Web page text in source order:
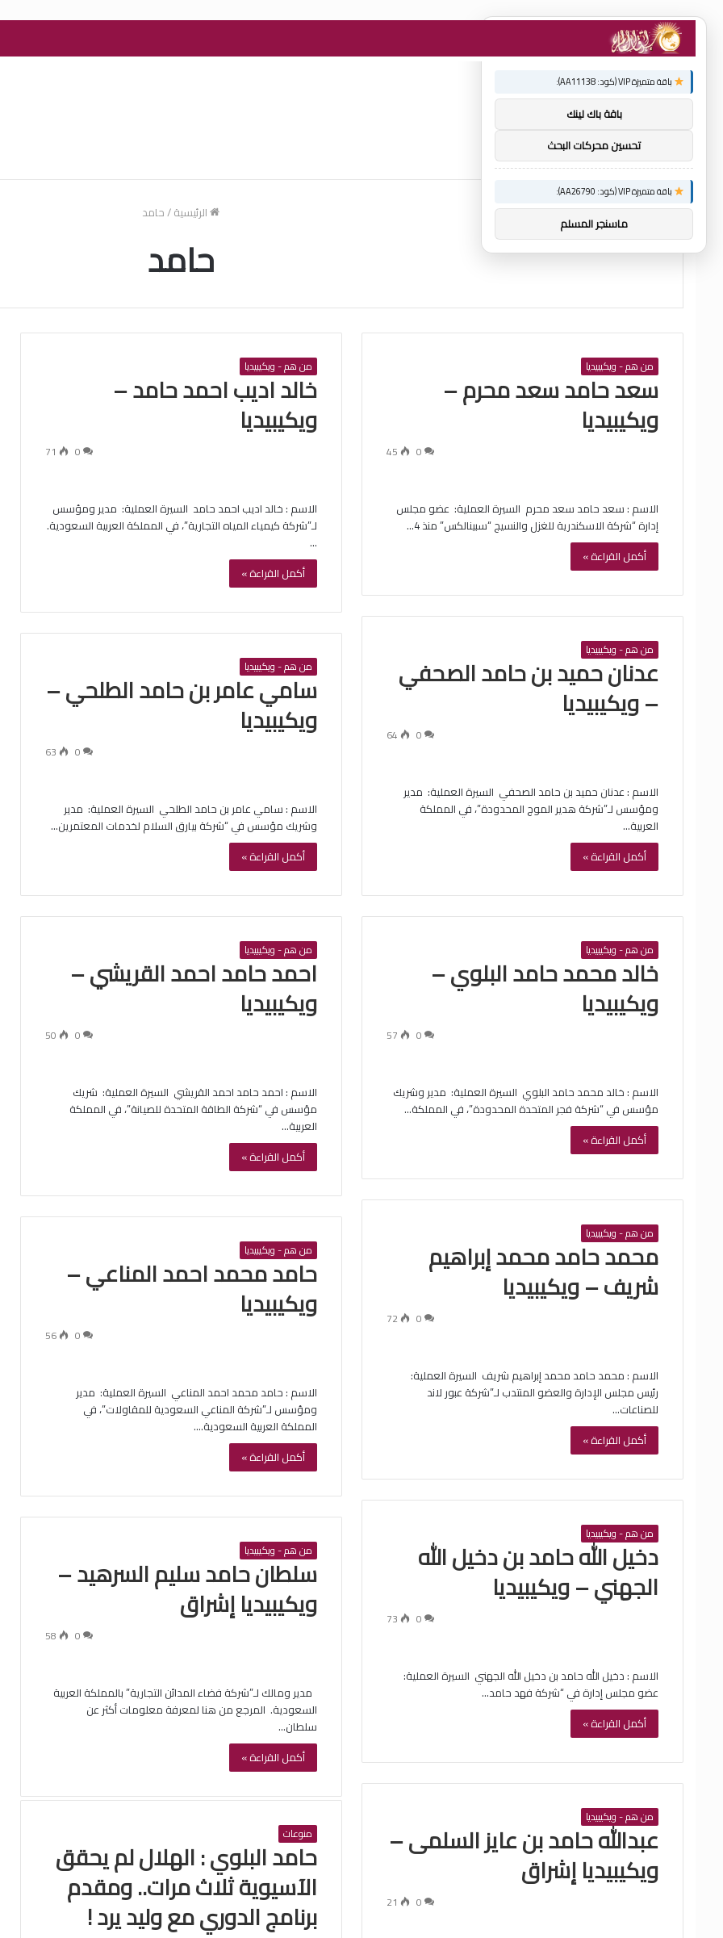
الرئيسية/حامد
حامد
من هم - ويكيبيديا
‏سعد حامد سعد محرم –
ويكيبيديا
0
45
الاسم : ‏سعد حامد سعد محرم ‏ السيرة العملية: ‏ عضو مجلس
إدارة “شركة الاسكندرية للغزل والنسيج “سبينالكس” منذ 4…
أكمل القراءة »
من هم - ويكيبيديا
‏خالد اديب احمد حامد –
ويكيبيديا
0
71
الاسم : ‏خالد اديب احمد حامد ‏ السيرة العملية: ‏ مدير ومؤسس
لـ”شركة كيمياء المياه التجارية”، في المملكة العربية السعودية.
…
أكمل القراءة »
من هم - ويكيبيديا
‏عدنان حميد بن حامد الصحفي
– ويكيبيديا
0
64
الاسم : ‏عدنان حميد بن حامد الصحفي ‏ السيرة العملية: ‏ مدير
ومؤسس لـ”شركة هدير الموج المحدودة”، في المملكة
العربية…
أكمل القراءة »
من هم - ويكيبيديا
‏سامي عامر بن حامد الطلحي –
ويكيبيديا
0
63
الاسم : ‏سامي عامر بن حامد الطلحي ‏ السيرة العملية: ‏ مدير
وشريك مؤسس في “شركة بيارق السلام لخدمات المعتمرين…
أكمل القراءة »
من هم - ويكيبيديا
‏خالد محمد حامد البلوي –
ويكيبيديا
0
57
الاسم : ‏خالد محمد حامد البلوي ‏ السيرة العملية: ‏ مدير وشريك
مؤسس في “شركة فجر المتحدة المحدودة”، في المملكة…
أكمل القراءة »
من هم - ويكيبيديا
‏احمد حامد احمد القريشي –
ويكيبيديا
0
50
الاسم : ‏احمد حامد احمد القريشي ‏ السيرة العملية: ‏ شريك
مؤسس في “شركة الطاقة المتحدة للصيانة”، في المملكة
العربية…
أكمل القراءة »
من هم - ويكيبيديا
‏محمد حامد محمد إبراهيم
شريف – ويكيبيديا
0
72
الاسم : ‏محمد حامد محمد إبراهيم شريف ‏ السيرة العملية: ‏
رئيس مجلس الإدارة والعضو المنتدب لـ”شركة عبور لاند
للصناعات…
أكمل القراءة »
من هم - ويكيبيديا
‏حامد محمد احمد المناعي –
ويكيبيديا
0
56
الاسم : ‏حامد محمد احمد المناعي ‏ السيرة العملية: ‏ مدير
ومؤسس لـ”شركة المناعي السعودية للمقاولات”، في
المملكة العربية السعودية.…
أكمل القراءة »
من هم - ويكيبيديا
‏دخيل الله حامد بن دخيل الله
الجهني – ويكيبيديا
0
73
الاسم : ‏دخيل الله حامد بن دخيل الله الجهني ‏ السيرة العملية: ‏
عضو مجلس إدارة في “شركة فهد حامد…
أكمل القراءة »
من هم - ويكيبيديا
‏سلطان حامد سليم السرهيد –
ويكيبيديا إشراق
0
58
‏ ‏ مدير ومالك لـ”شركة فضاء المدائن التجارية” بالمملكة العربية
السعودية. ‏ ‏المرجع من هنا لمعرفة معلومات أكثر عن
سلطان…
أكمل القراءة »
من هم - ويكيبيديا
‏عبدالله حامد بن عايز السلمى –
ويكيبيديا إشراق
0
21
منوعات
حامد البلوي : الهلال لم يحقق
الآسيوية ثلاث مرات.. ومقدم
برنامج الدوري مع وليد يرد !
توصيات :
باقة متميزة VIP (كود: AA11138):
باقة باك لينك
تحسين محركات البحث
باقة متميزة VIP (كود: AA26790):
ماسنجر المسلم